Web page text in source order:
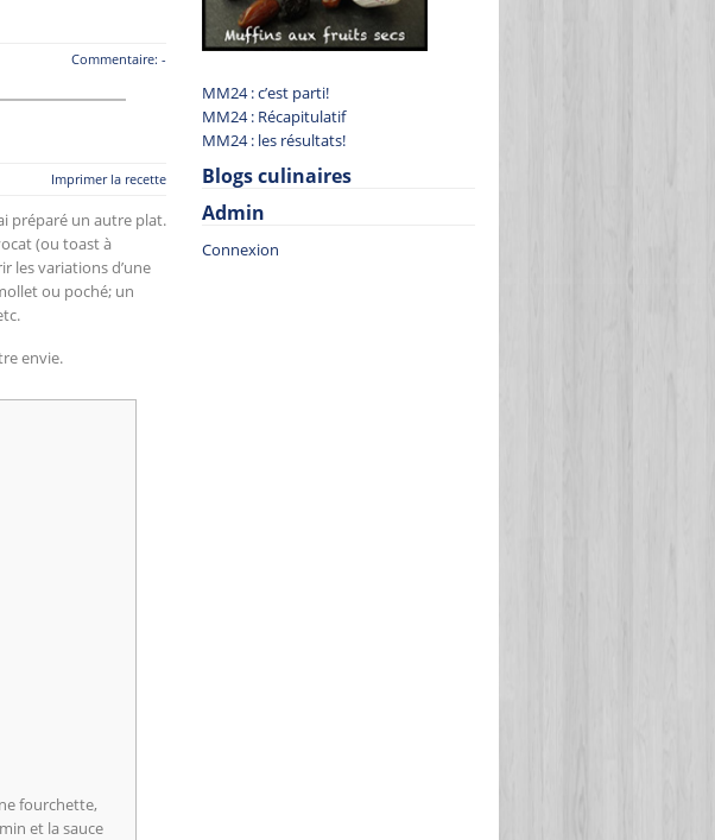
Commentaire: -
Imprimer la recette
préparé un autre plat.
(ou toast à
les variations d’une
ou poché; un
envie.
fourchette,
et la sauce
MM24 : c’est parti!
MM24 : Récapitulatif
MM24 : les résultats!
Blogs culinaires
Admin
Connexion